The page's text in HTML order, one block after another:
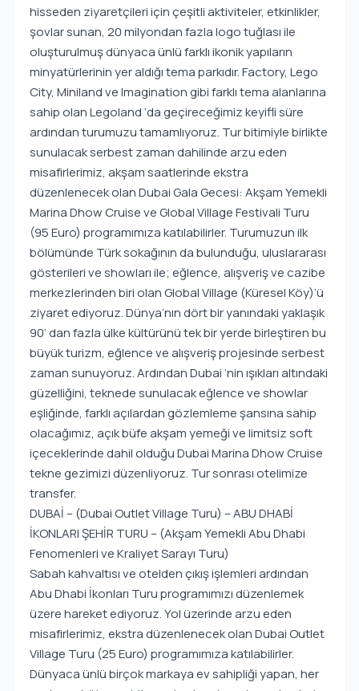
hisseden ziyaretçileri için çeşitli aktiviteler, etkinlikler,
şovlar sunan, 20 milyondan fazla logo tuğlası ile
oluşturulmuş dünyaca ünlü farklı ikonik yapıların
minyatürlerinin yer aldığı tema parkıdır. Factory, Lego
City, Miniland ve Imagination gibi farklı tema alanlarına
sahip olan Legoland ‘da geçireceğimiz keyifli süre
ardından turumuzu tamamlıyoruz. Tur bitimiyle birlikte
sunulacak serbest zaman dahilinde arzu eden
misafirlerimiz, akşam saatlerinde ekstra
düzenlenecek olan Dubai Gala Gecesi: Akşam Yemekli
Marina Dhow Cruise ve Global Village Festivali Turu
(95 Euro) programımıza katılabilirler. Turumuzun ilk
bölümünde Türk sokağının da bulunduğu, uluslararası
gösterileri ve showları ile; eğlence, alışveriş ve cazibe
merkezlerinden biri olan Global Village (Küresel Köy)’ü
ziyaret ediyoruz. Dünya’nın dört bir yanındaki yaklaşık
90’ dan fazla ülke kültürünü tek bir yerde birleştiren bu
büyük turizm, eğlence ve alışveriş projesinde serbest
zaman sunuyoruz. Ardından Dubai ‘nin ışıkları altındaki
güzelliğini, teknede sunulacak eğlence ve showlar
eşliğinde, farklı açılardan gözlemleme şansına sahip
olacağımız, açık büfe akşam yemeği ve limitsiz soft
içeceklerinde dahil olduğu Dubai Marina Dhow Cruise
tekne gezimizi düzenliyoruz. Tur sonrası otelimize
transfer.
DUBAİ – (Dubai Outlet Village Turu) – ABU DHABİ
İKONLARI ŞEHİR TURU – (Akşam Yemekli Abu Dhabi
Fenomenleri ve Kraliyet Sarayı Turu)
Sabah kahvaltısı ve otelden çıkış işlemleri ardından
Abu Dhabi İkonları Turu programımızı düzenlemek
üzere hareket ediyoruz. Yol üzerinde arzu eden
misafirlerimiz, ekstra düzenlenecek olan Dubai Outlet
Village Turu (25 Euro) programımıza katılabilirler.
Dünyaca ünlü birçok markaya ev sahipliği yapan, her